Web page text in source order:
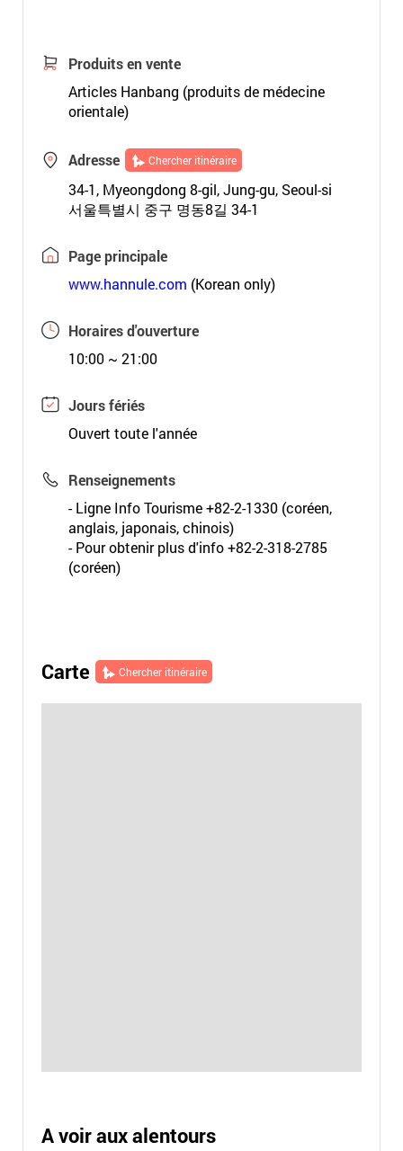
Produits en vente
Articles Hanbang (produits de médecine
orientale)
Adresse Chercher itinéraire
34-1, Myeongdong 8-gil, Jung-gu, Seoul-si
서울특별시 중구 명동8길 34-1
Page principale
www.hannule.com (Korean only)
Horaires d'ouverture
10:00 ~ 21:00
Jours fériés
Ouvert toute l'année
Renseignements
- Ligne Info Tourisme +82-2-1330 (coréen,
anglais, japonais, chinois)
- Pour obtenir plus d'info +82-2-318-2785
(coréen)
Carte Chercher itinéraire
A voir aux alentours